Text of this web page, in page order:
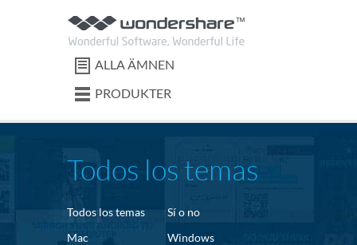
ALLA ÄMNEN
PRODUKTER
Todos los temas
Todos los temas
Sí o no
Mac
Windows